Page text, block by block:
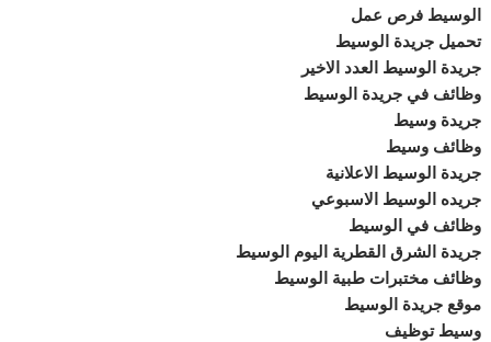
الوسيط فرص عمل
تحميل جريدة الوسيط
جريدة الوسيط العدد الاخير
وظائف في جريدة الوسيط
جريدة وسيط
وظائف وسيط
جريدة الوسيط الاعلانية
جريده الوسيط الاسبوعي
وظائف في الوسيط
جريدة الشرق القطرية اليوم الوسيط
وظائف مختبرات طبية الوسيط
موقع جريدة الوسيط
وسيط توظيف